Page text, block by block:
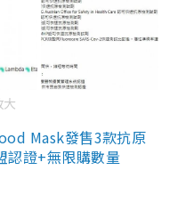
Mask發售3款抗原
認證+無限購數量